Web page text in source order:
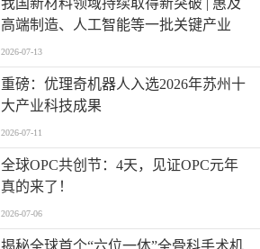
高端制造、人工智能等一批关键产业
2026-07-13
重磅：优理奇机器人入选2026年苏州十
大产业科技成果
2026-07-11
全球OPC共创节：4天，见证OPC元年
真的来了！
2026-07-06
揭秘全球首个“六位一体”全骨科手术机